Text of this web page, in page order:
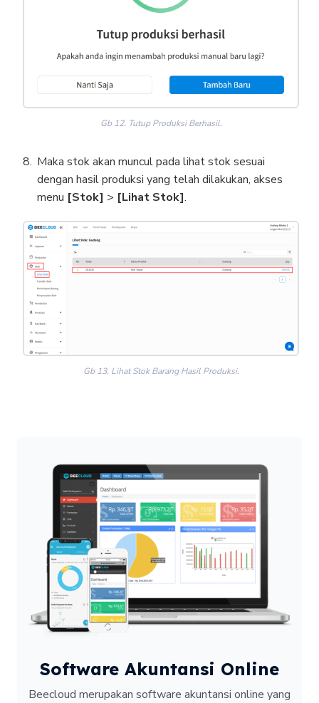
Gb 12. Tutup Produksi Berhasil.
Maka stok akan muncul pada lihat stok sesuai
dengan hasil produksi yang telah dilakukan, akses
menu [Stok] > [Lihat Stok].
Gb 13. Lihat Stok Barang Hasil Produksi.
Software Akuntansi Online
Beecloud merupakan software akuntansi online yang